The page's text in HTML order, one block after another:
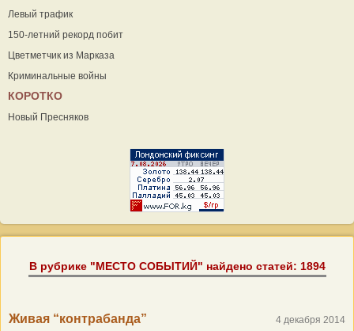
Левый трафик
150-летний рекорд побит
Цветметчик из Марказа
Криминальные войны
КОРОТКО
Новый Пресняков
В рубрике "МЕСТО СОБЫТИЙ" найдено статей: 1894
Живая “контрабанда” 4 декабря 2014